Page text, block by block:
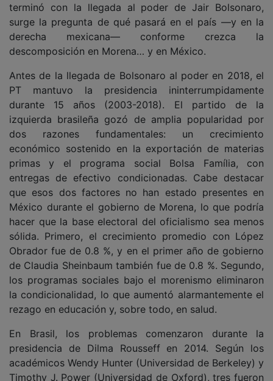
terminó con la llegada al poder de Jair Bolsonaro,
surge la pregunta de qué pasará en el país —y en la
derecha mexicana— conforme crezca la
descomposición en Morena… y en México.
Antes de la llegada de Bolsonaro al poder en 2018, el
PT mantuvo la presidencia ininterrumpidamente
durante 15 años (2003-2018). El partido de la
izquierda brasileña gozó de amplia popularidad por
dos razones fundamentales: un crecimiento
económico sostenido en la exportación de materias
primas y el programa social Bolsa Família, con
entregas de efectivo condicionadas. Cabe destacar
que esos dos factores no han estado presentes en
México durante el gobierno de Morena, lo que podría
hacer que la base electoral del oficialismo sea menos
sólida. Primero, el crecimiento promedio con López
Obrador fue de 0.8 %, y en el primer año de gobierno
de Claudia Sheinbaum también fue de 0.8 %. Segundo,
los programas sociales bajo el morenismo eliminaron
la condicionalidad, lo que aumentó alarmantemente el
rezago en educación y, sobre todo, en salud.
En Brasil, los problemas comenzaron durante la
presidencia de Dilma Rousseff en 2014. Según los
académicos Wendy Hunter (Universidad de Berkeley) y
Timothy J. Power (Universidad de Oxford), tres fueron